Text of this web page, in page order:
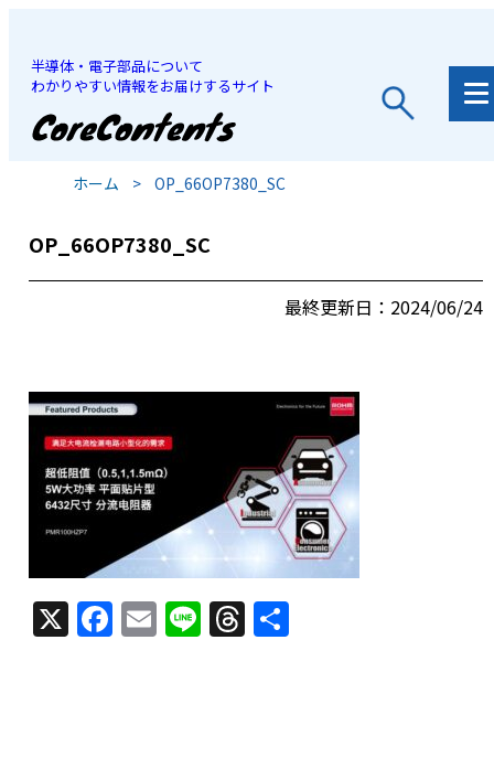
半導体・電子部品について
わかりやすい情報をお届けするサイト
JP
ホーム > OP_66OP7380_SC
OP_66OP7380_SC
最終更新日：2024/06/24
X F
a
E
m
Li
n
T
h